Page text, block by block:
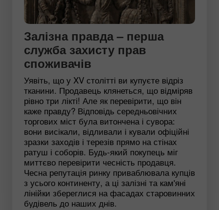
Залізна правда – перша
служба захисту прав
споживачів
Уявіть, що у XV столітті ви купуєте відріз
тканини. Продавець клянеться, що відміряв
рівно три лікті! Але як перевірити, що він
каже правду? Відповідь середньовічних
торгових міст була витончена і сувора:
вони висікали, відливали і кували офіційні
зразки заходів і терезів прямо на стінах
ратуш і соборів. Будь-який покупець міг
миттєво перевірити чесність продавця.
Чесна репутація ринку приваблювала купців
з усього континенту, а ці залізні та кам'яні
лінійки збереглися на фасадах старовинних
будівель до наших днів.